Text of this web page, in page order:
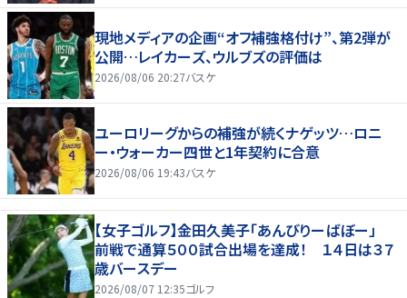
現地メディアの企画“オフ補強格付け”、第2弾が
公開…レイカーズ、ウルブズの評価は
2026/08/06 20:27バスケ
ユーロリーグからの補強が続くナゲッツ…ロニ
ー・ウォーカー四世と1年契約に合意
2026/08/06 19:43バスケ
【女子ゴルフ】金田久美子「あんびりーばぼー」
前戦で通算５００試合出場を達成！ １４日は３７
歳バースデー
2026/08/07 12:35ゴルフ